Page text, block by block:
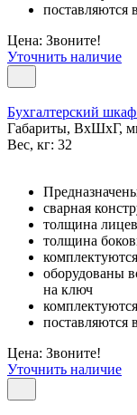
поставляются
Цена: Звоните!
Уточнить наличие
Бухгалтерский
Габариты, ВxШxГ,
Вес, кг: 32
сварная
толщина
толщина
оборудованы
на ключ
поставляются
Цена: Звоните!
Уточнить наличие